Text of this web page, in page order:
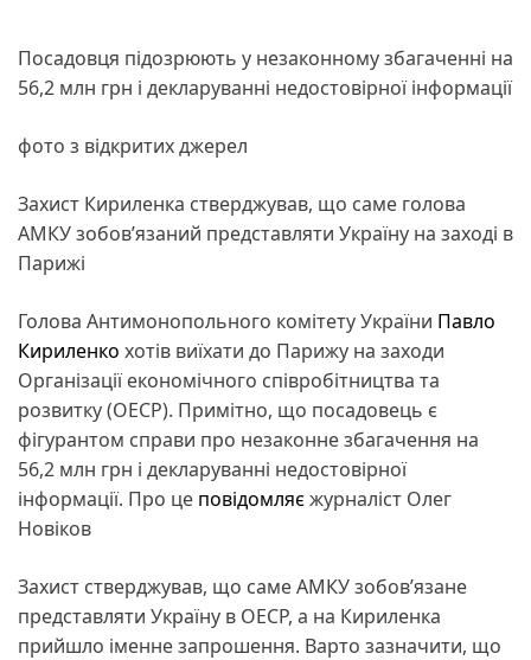
Посадовця підозрюють у незаконному збагаченні на
56,2 млн грн і декларуванні недостовірної інформації
фото з відкритих джерел
Захист Кириленка стверджував, що саме голова
АМКУ зобов’язаний представляти Україну на заході в
Парижі
Голова Антимонопольного комітету України Павло
Кириленко хотів виїхати до Парижу на заходи
Організації економічного співробітництва та
розвитку (ОЕСР). Примітно, що посадовець є
фігурантом справи про незаконне збагачення на
56,2 млн грн і декларуванні недостовірної
інформації. Про це повідомляєжурналіст Олег
Новіков
Захист стверджував, що саме АМКУ зобов’язане
представляти Україну в ОЕСР, а на Кириленка
прийшло іменне запрошення. Варто зазначити, що